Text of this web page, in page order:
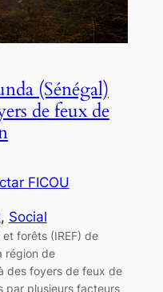
(Sénégal)
de feux de
FICOU
, Social
et forêts (IREF) de
région de
des foyers de feux de
par plusieurs facteurs